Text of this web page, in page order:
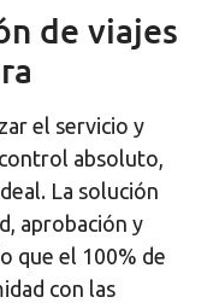
de viajes
el servicio y
absoluto,
La solución
aprobación y
que el 100% de
con las